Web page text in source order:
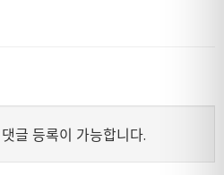
글 등록이 가능합니다.